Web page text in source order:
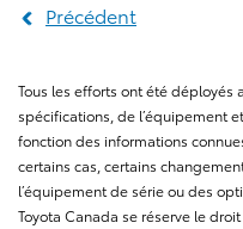
Précédent
Tous les efforts ont été déployés
spécifications, de l’équipement
fonction des informations
certains cas, certains
l’équipement de série ou des
Toyota Canada se réserve le